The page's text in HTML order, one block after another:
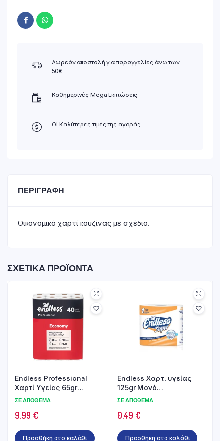
Δωρεάν αποστολή για παραγγελίες άνω των
50€
Καθημερινές Mega Εκπτώσεις
ΟΙ Καλύτερες τιμές της αγοράς
ΠΕΡΙΓΡΑΦΉ
Οικονομικό χαρτί κουζίνας με σχέδιο.
ΣΧΕΤΙΚΆ ΠΡΟΪΌΝΤΑ
Endless Professional
Χαρτί Υγείας 65gr
2φυλλο 40 Ρολά
ΣΕ ΑΠΌΘΕΜΑ
9.99 €
Προσθήκη στο καλάθι
Endless Χαρτί υγείας
125gr Mονό
Συσκευασμένο
ΣΕ ΑΠΌΘΕΜΑ
0.49 €
Προσθήκη στο καλάθι